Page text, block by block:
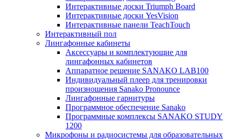
Интерактивные доски Triumph Board
Интерактивные доски YesVision
Интерактивные панели TeachTouch
Интерактивный пол
Лингафонные кабинеты
Аксессуары и комплектующие для
лингафонных кабинетов
Аппаратное решение SANAKO LAB100
Индивидуальный плеер для тренировки
произношения Sanako Pronounce
Лингафонные гарнитуры
Программное обеспечение Sanako
Программные комплексы SANAKO STUDY
1200
Микрофоны и радиосистемы для образовательных